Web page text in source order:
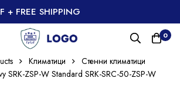
+ FREE SHIPPING
0
Климатици
Стенни климатици
SRK-ZSP-W Standard SRK-SRC-50-ZSP-W